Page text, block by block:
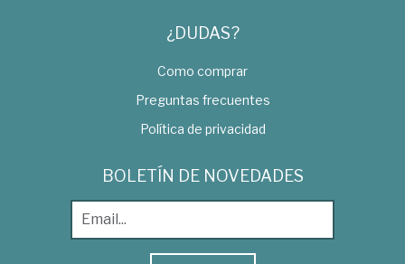
¿DUDAS?
Como comprar
Preguntas frecuentes
Política de privacidad
BOLETÍN DE NOVEDADES